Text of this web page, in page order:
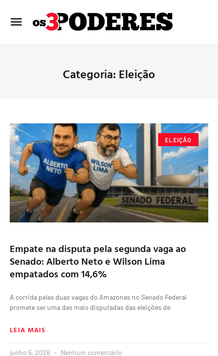
Categoria: Eleição
ELEIÇÃO
Empate na disputa pela segunda vaga ao
Senado: Alberto Neto e Wilson Lima
empatados com 14,6%
A corrida pelas duas vagas do Amazonas no Senado Federal
promete ser uma das mais disputadas das eleições de
LEIA MAIS
junho 5, 2026 Nenhum comentário